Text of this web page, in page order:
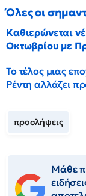
Όλες οι
Καθιερώνεται
Οκτωβρίου με
Το τέλος μιας
Ρέντη αλλάζει
προσλήψεις
Μάθε